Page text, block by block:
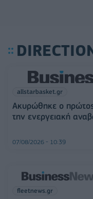
allstarbasket.gr
Ακυρώθηκε ο
την ενεργειακή
07/08/2026 - 10:39
fleetnews.gr